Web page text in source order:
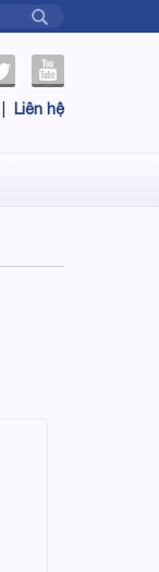
Liên hệ